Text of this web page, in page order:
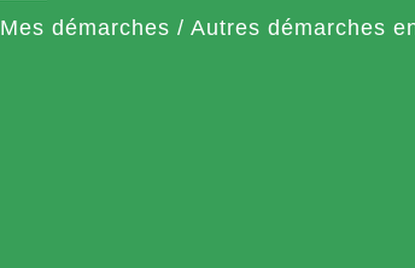
Mes démarches / Autres démarches